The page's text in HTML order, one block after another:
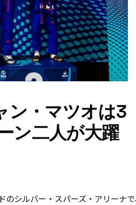
ン・マツオは3
ン二人が大躍
のシルバー・スパーズ・アリーナ